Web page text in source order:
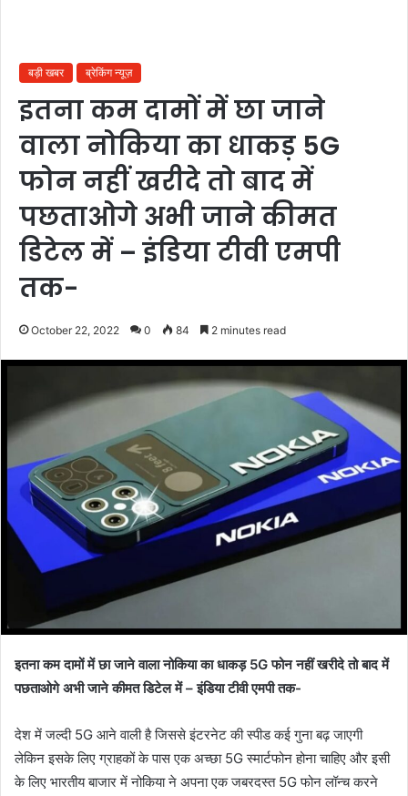
बड़ी खबर ब्रेकिंग न्यूज़
इतना कम दामों में छा जाने
वाला नोकिया का धाकड़ 5G
फोन नहीं खरीदे तो बाद में
पछताओगे अभी जाने कीमत
डिटेल में – इंडिया टीवी एमपी
तक-
October 22, 2022 0 84 2 minutes read
इतना कम दामों में छा जाने वाला नोकिया का धाकड़ 5G फोन नहीं खरीदे तो बाद में
पछताओगे अभी जाने कीमत डिटेल में – इंडिया टीवी एमपी तक-
देश में जल्दी 5G आने वाली है जिससे इंटरनेट की स्पीड कई गुना बढ़ जाएगी
लेकिन इसके लिए ग्राहकों के पास एक अच्छा 5G स्मार्टफोन होना चाहिए और इसी
के लिए भारतीय बाजार में नोकिया ने अपना एक जबरदस्त 5G फोन लॉन्च करने